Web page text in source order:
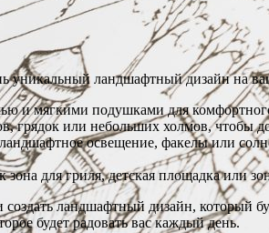
уникальный ландшафтный дизайн на
и мягкими подушками для
грядок или небольших холмов, чтобы
освещение, факелы или
для гриля, детская площадка или
создать ландшафтный дизайн,
будет радовать вас каждый день.